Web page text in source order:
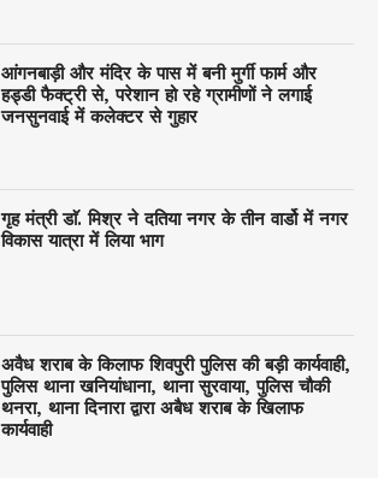
आंगनबाड़ी और मंदिर के पास में बनी मुर्गी फार्म और
हड्डी फैक्ट्री से, परेशान हो रहे ग्रामीणों ने लगाई
जनसुनवाई में कलेक्टर से गुहार
गृह मंत्री डाॅ. मिश्र ने दतिया नगर के तीन वार्डो में नगर
विकास यात्रा में लिया भाग
अवैध शराब के किलाफ शिवपुरी पुलिस की बड़ी कार्यवाही,
पुलिस थाना खनियांधाना, थाना सुरवाया, पुलिस चौकी
थनरा, थाना दिनारा द्वारा अबैध शराब के खिलाफ
कार्यवाही